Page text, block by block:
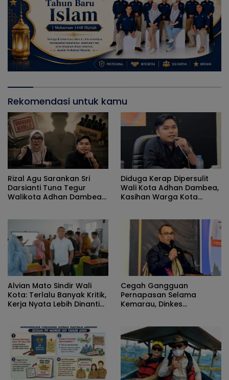
Rekomendasi untuk kamu
Rizal Agu Sarankan Sri
Darsianti Tuna Tegur
Walikota Adhan Dambea
Diduga Kerap Dipersulit
Wali Kota Adhan Dambea,
Kasihan Warga Kota
Alvian Mato Sindir Wali
Kota: Terlalu Banyak Kritik,
Kerja Nyata Lebih Dinanti
Cegah Gangguan
Pernapasan Selama
Kemarau, Dinkes
Masker